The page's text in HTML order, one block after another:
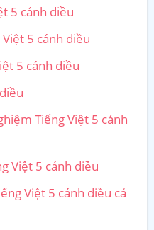
5 cánh diều
5 cánh diều
5 cánh diều
Tiếng Việt 5 cánh
Việt 5 cánh diều
Việt 5 cánh diều cả